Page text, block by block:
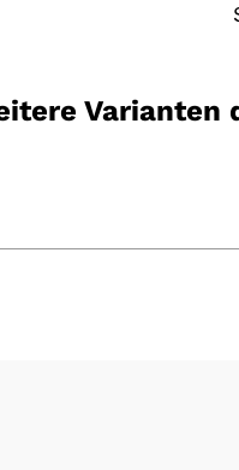
Varianten